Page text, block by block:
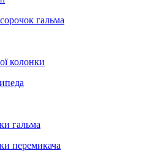
гальма
колонки
гальма
перемикача